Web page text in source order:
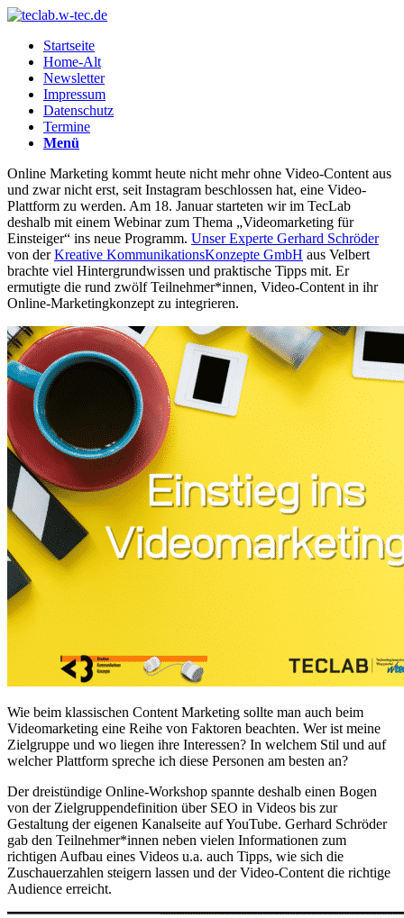
Startseite
Home-Alt
Newsletter
Impressum
Datenschutz
Termine
Menü
Online Marketing kommt heute nicht mehr ohne Video-Content aus
und zwar nicht erst, seit Instagram beschlossen hat, eine Video-
Plattform zu werden. Am 18. Januar starteten wir im TecLab
deshalb mit einem Webinar zum Thema „Videomarketing für
Einsteiger“ ins neue Programm. Unser Experte Gerhard Schröder
von derKreative KommunikationsKonzepte GmbH aus Velbert
brachte viel Hintergrundwissen und praktische Tipps mit. Er
ermutigte die rund zwölf Teilnehmer*innen, Video-Content in ihr
Online-Marketingkonzept zu integrieren.
Wie beim klassischen Content Marketing sollte man auch beim
Videomarketing eine Reihe von Faktoren beachten. Wer ist meine
Zielgruppe und wo liegen ihre Interessen? In welchem Stil und auf
welcher Plattform spreche ich diese Personen am besten an?
Der dreistündige Online-Workshop spannte deshalb einen Bogen
von der Zielgruppendefinition über SEO in Videos bis zur
Gestaltung der eigenen Kanalseite auf YouTube. Gerhard Schröder
gab den Teilnehmer*innen neben vielen Informationen zum
richtigen Aufbau eines Videos u.a. auch Tipps, wie sich die
Zuschauerzahlen steigern lassen und der Video-Content die richtige
Audience erreicht.